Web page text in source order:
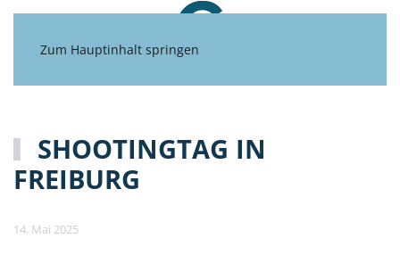
Zum Hauptinhalt springen
SHOOTINGTAG IN
FREIBURG
14. Mai 2025